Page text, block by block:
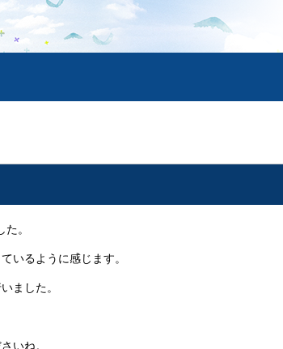
。
いるように感じます。
ました。
いね。